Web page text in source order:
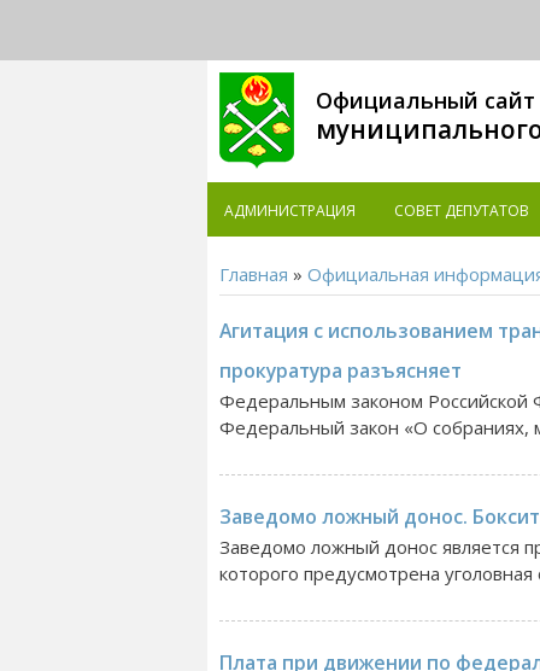
Официальный сайт
АДМИНИСТРАЦИЯ СОВЕТ ДЕПУТАТОВ
Главная » Официальная
Агитация с использованием
прокуратура разъясняет
Федеральным законом
Федеральный закон «О собраниях,
Заведомо ложный донос.
Заведомо ложный донос является
которого предусмотрена
Плата при движении по